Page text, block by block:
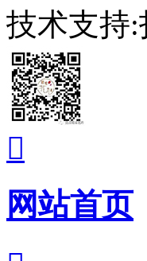
技术支持

网站首页